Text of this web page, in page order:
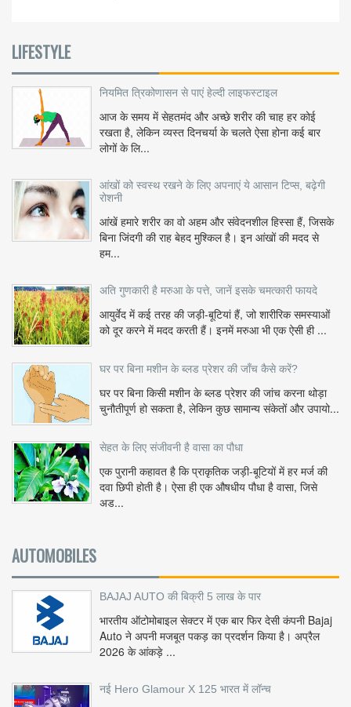
LIFESTYLE
नियमित त्रिकोणासन से पाएं हेल्दी लाइफस्टाइल
आज के समय में सेहतमंद और अच्छे शरीर की चाह हर कोई
रखता है, लेकिन व्यस्त दिनचर्या के चलते ऐसा होना कई बार
लोगों के लि...
आंखों को स्वस्थ रखने के लिए अपनाएं ये आसान टिप्स, बढ़ेगी
रोशनी
आंखें हमारे शरीर का वो अहम और संवेदनशील हिस्सा हैं, जिसके
बिना जिंदगी की राह बेहद मुश्किल है। इन आंखों की मदद से
हम...
अति गुणकारी है मरुआ के पत्ते, जानें इसके चमत्कारी फायदे
आयुर्वेद में कई तरह की जड़ी-बूटियां हैं, जो शारीरिक समस्याओं
को दूर करने में मदद करती हैं। इनमें मरुआ भी एक ऐसी ही ...
घर पर बिना मशीन के ब्लड प्रेशर की जाँच कैसे करें?
घर पर बिना किसी मशीन के ब्लड प्रेशर की जांच करना थोड़ा
चुनौतीपूर्ण हो सकता है, लेकिन कुछ सामान्य संकेतों और उपायो...
सेहत के लिए संजीवनी है वासा का पौधा
एक पुरानी कहावत है कि प्राकृतिक जड़ी-बूटियों में हर मर्ज की
दवा छिपी होती है। ऐसा ही एक औषधीय पौधा है वासा, जिसे
अड...
AUTOMOBILES
BAJAJ AUTO की बिक्री 5 लाख के पार
भारतीय ऑटोमोबाइल सेक्टर में एक बार फिर देसी कंपनी Bajaj
Auto ने अपनी मजबूत पकड़ का प्रदर्शन किया है। अप्रैल
2026 के आंकड़े ...
नई Hero Glamour X 125 भारत में लॉन्च